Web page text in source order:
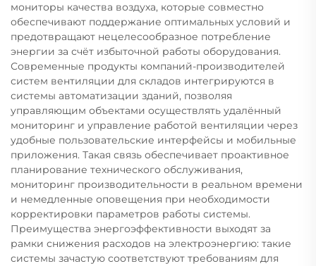
мониторы качества воздуха, которые совместно
обеспечивают поддержание оптимальных условий и
предотвращают нецелесообразное потребление
энергии за счёт избыточной работы оборудования.
Современные продукты компаний-производителей
систем вентиляции для складов интегрируются в
системы автоматизации зданий, позволяя
управляющим объектами осуществлять удалённый
мониторинг и управление работой вентиляции через
удобные пользовательские интерфейсы и мобильные
приложения. Такая связь обеспечивает проактивное
планирование технического обслуживания,
мониторинг производительности в реальном времени
и немедленные оповещения при необходимости
корректировки параметров работы системы.
Преимущества энергоэффективности выходят за
рамки снижения расходов на электроэнергию: такие
системы зачастую соответствуют требованиям для